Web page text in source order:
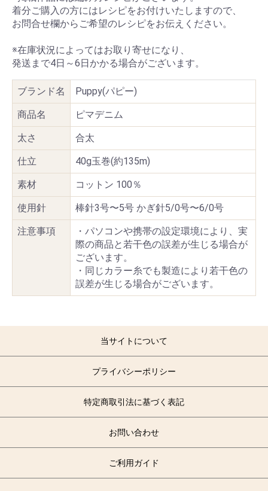
着分ご購入の方にはレシピをお付けいたしますので、
お問合せ欄からご希望のレシピをお伝えください。
※在庫状況によってはお取り寄せになり、
発送まで4日～6日かかる場合がございます。
ブランド名 Puppy(パピー)
商品名 ピマデニム
太さ 合太
仕立 40g玉巻(約135m)
素材 コットン 100％
使用針 棒針3号〜5号 かぎ針5/0号〜6/0号
注意事項
・パソコンや携帯の設定環境により、実
際の商品と若干色の誤差が生じる場合が
ございます。
・同じカラー糸でも製造により若干色の
誤差が生じる場合がございます。
当サイトについて
プライバシーポリシー
特定商取引法に基づく表記
お問い合わせ
ご利用ガイド